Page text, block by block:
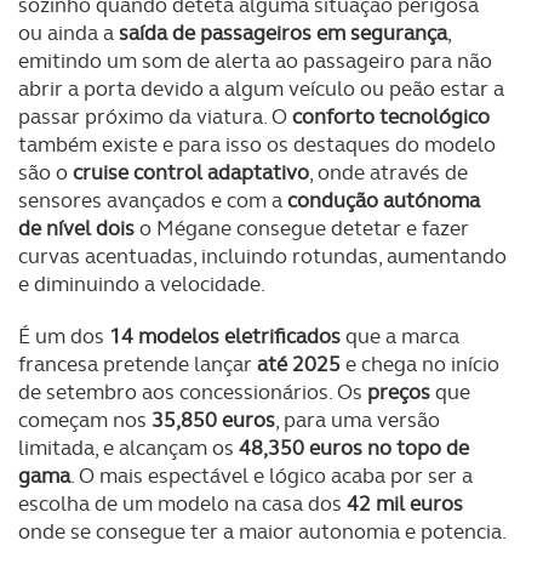
Adicionalmente partilhamos informação, relativa à sua
utilização do nosso site de publicidade e de análise, com
parceiros e organizações na UE e em países terceiros.
O ACP garantirá que as transferências internacionais de
dados pessoais serão realizadas apenas com o seu
consentimento e quando tal se afigure estritamente
necessário no contexto dos serviços a prestar.
Realçamos que o bloqueio de certo tipo de Cookies e
experiência de navegação no Website e nos serviços
disponibilizados.
Consulte a política de cookies do site.
ou ainda asaída de passageiros em segurança,
emitindo um som de alerta ao passageiro para não
abrir a porta devido a algum veículo ou peão estar a
passar próximo da viatura. Oconforto tecnológico
também existe e para isso os destaques do modelo
são ocruise control adaptativo, onde através de
sensores avançados e com acondução autónoma
de nível doiso Mégane consegue detetar e fazer
curvas acentuadas, incluindo rotundas, aumentando
e diminuindo a velocidade.
É um dos 14 modelos eletrificadosque a marca
francesa pretende lançaraté 2025e chega no início
de setembro aos concessionários. Os preçosque
começam nos 35,850 euros, para uma versão
limitada, e alcançam os 48,350 euros no topo de
gama. O mais espectável e lógico acaba por ser a
escolha de um modelo na casa dos 42 mil euros
onde se consegue ter a maior autonomia e potencia.